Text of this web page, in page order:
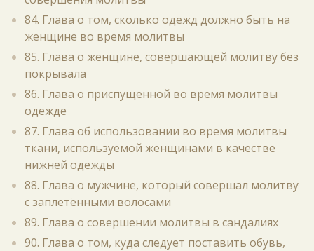
84. Глава о том, сколько одежд должно быть на
женщине во время молитвы
85. Глава о женщине, совершающей молитву без
покрывала
86. Глава о приспущенной во время молитвы
одежде
87. Глава об использовании во время молитвы
ткани, используемой женщинами в качестве
нижней одежды
88. Глава о мужчине, который совершал молитву
с заплетёнными волосами
89. Глава о совершении молитвы в сандалиях
90. Глава о том, куда следует поставить обувь,